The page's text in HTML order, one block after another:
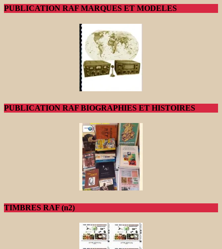
PUBLICATION RAF MARQUES ET MODELES
PUBLICATION RAF BIOGRAPHIES ET HISTOIRES
TIMBRES RAF (n2)